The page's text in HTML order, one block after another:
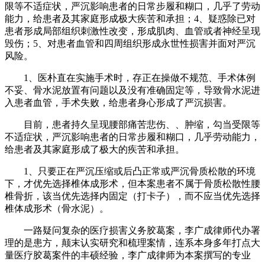
限等不适症状，严沉影响患者的日常步履和糊口，几乎了劳动
能力，给患者及其家庭形成极大疾苦和承担；4、疑惑除已对
患者形成局部组织刺激性改变，形成肌肉、血管或者神经呈现
毁伤；5、对患者血管和四周组织形成永世性损害并面对严沉
风险。
1、医朴直在实施手术时，存正在操做不规范、手术体例
不妥、骨水泥放置有问题以及没有准确固定等，导致骨水泥进
入患者血管，手术失败，给患者身心形成了严沉损害。
目前，患者持久呈现腰部痛苦悲伤、、肿缩，勾当受限等
不适症状，严沉影响患者的日常步履和糊口，几乎劳动能力，
给患者及其家庭形成了极大的疾苦和承担。
1、只要正在严沉压缩或后凸正常或严沉骨质松散的环境
下，才优先选择椎体成形术，但本案患者不属于骨质松散性腰
椎骨折，该当优先选择内固定（打卡子），而不应当优先选择
椎体成形术（骨水泥）。
一路疑问复杂的医疗损害义务胶葛案，李广成律师代办署
理的是患方，颠末认实研究和梳理案情，连系本身多年打点大
量医疗胶葛案件的丰硕经验，李广成律师为本案撰写的专业